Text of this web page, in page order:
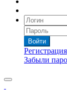
Войти
Регистрация
Забыли